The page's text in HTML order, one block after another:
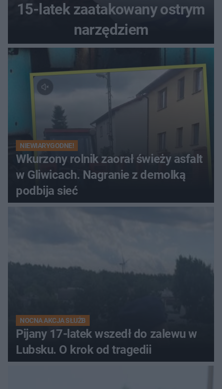
15-latek zaatakowany ostrym
narzędziem
NIEWIARYGODNE!
Wkurzony rolnik zaorał świeży asfalt
w Gliwicach. Nagranie z demolką
podbija sieć
NOCNA AKCJA SŁUŻB
Pijany 17-latek wszedł do zalewu w
Lubsku. O krok od tragedii